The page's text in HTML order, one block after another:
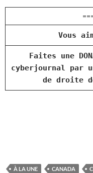
Vous
Faites une
cyberjournal par
de droite
À LA UNE CANADA